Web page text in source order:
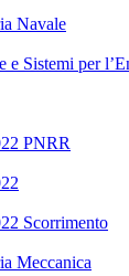
Navale
e Sistemi per
PNRR
Scorrimento
Meccanica